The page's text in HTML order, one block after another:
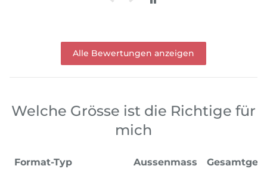
Alle Bewertungen anzeigen
Welche Grösse ist die Richtige für
mich
Format-Typ Aussenmass